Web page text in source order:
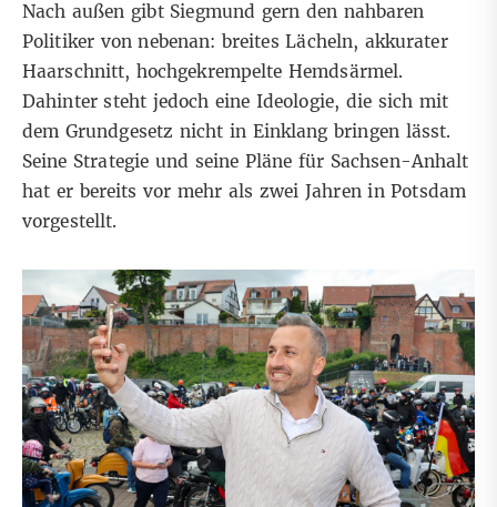
Nach außen gibt Siegmund gern den nahbaren
Politiker von nebenan: breites Lächeln, akkurater
Haarschnitt, hochgekrempelte Hemdsärmel.
Dahinter steht jedoch eine Ideologie, die sich mit
dem Grundgesetz nicht in Einklang bringen lässt.
Seine Strategie und seine Pläne für Sachsen-Anhalt
hat er bereits vor mehr als zwei Jahren in Potsdam
vorgestellt.